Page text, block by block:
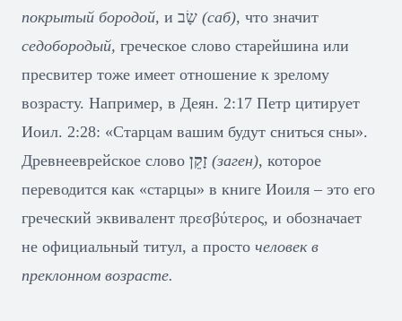
покрытый бородой,
и שָׂב (саб), что значит
седобородый, греческое слово старейшина или
пресвитер тоже имеет отношение к зрелому
возрасту. Например, в Деян. 2:17 Петр цитирует
Иоил. 2:28: «Старцам вашим будут сниться сны».
Древнееврейское слово זָקֵן (заген), которое
переводится как «старцы» в книге Иоиля – это его
греческий эквивалент πρεσβύτερος, и обозначает
не официальный титул, а просто человек в
преклонном возрасте.